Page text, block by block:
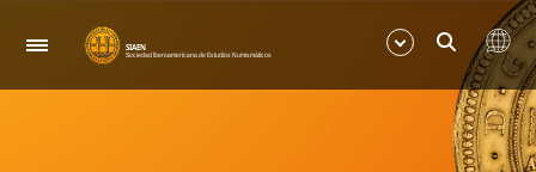
Navegación